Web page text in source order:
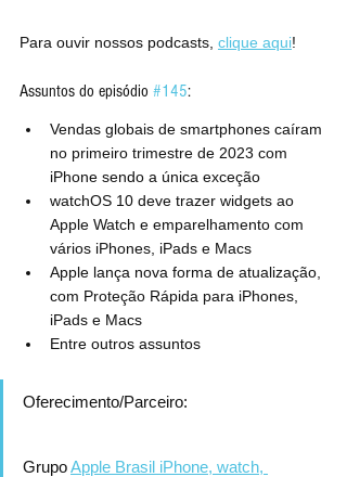
Para ouvir nossos podcasts, clique aqui!
Assuntos do episódio #145:
Vendas globais de smartphones caíram
no primeiro trimestre de 2023 com
iPhone sendo a única exceção
watchOS 10 deve trazer widgets ao
Apple Watch e emparelhamento com
vários iPhones, iPads e Macs
Apple lança nova forma de atualização,
com Proteção Rápida para iPhones,
iPads e Macs
Entre outros assuntos
Oferecimento/Parceiro:
Grupo Apple Brasil iPhone, watch,